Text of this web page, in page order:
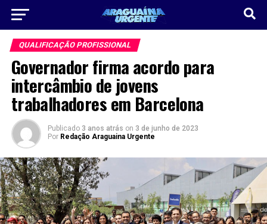
QUALIFICAÇÃO PROFISSIONAL
Governador firma acordo para
intercâmbio de jovens
trabalhadores em Barcelona
Publicado 3 anos atrás on 3 de junho de 2023
Por Redação Araguaina Urgente